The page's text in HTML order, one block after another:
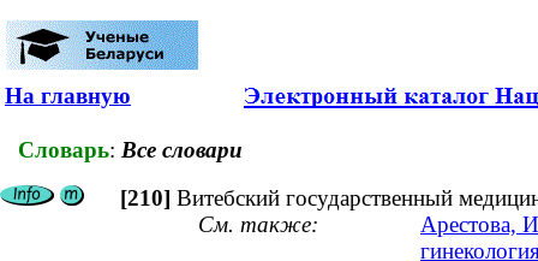
На главную
Словарь: Все словари
[210] Витебский государственный
См. также:
Арестова,